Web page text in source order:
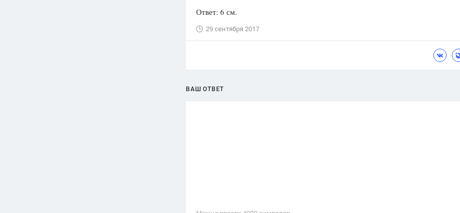
Ответ: 6 см.
29 сентября 2017
ВАШ ОТВЕТ